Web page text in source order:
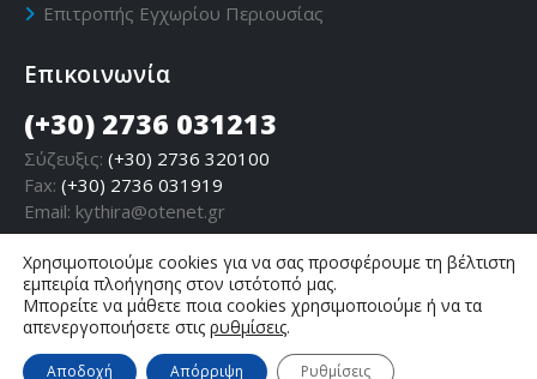
Επιτροπής Εγχωρίου Περιουσίας
Επικοινωνία
(+30) 2736 031213
Σύζευξις: (+30) 2736 320100
Fax: (+30) 2736 031919
Email: kythira@otenet.gr
Χρησιμοποιούμε cookies για να σας προσφέρουμε τη βέλτιστη
εμπειρία πλοήγησης στον ιστότοπό μας.
Μπορείτε να μάθετε ποια cookies χρησιμοποιούμε ή να τα
απενεργοποιήσετε στις ρυθμίσεις.
Αποδοχή Απόρριψη Ρυθμίσεις